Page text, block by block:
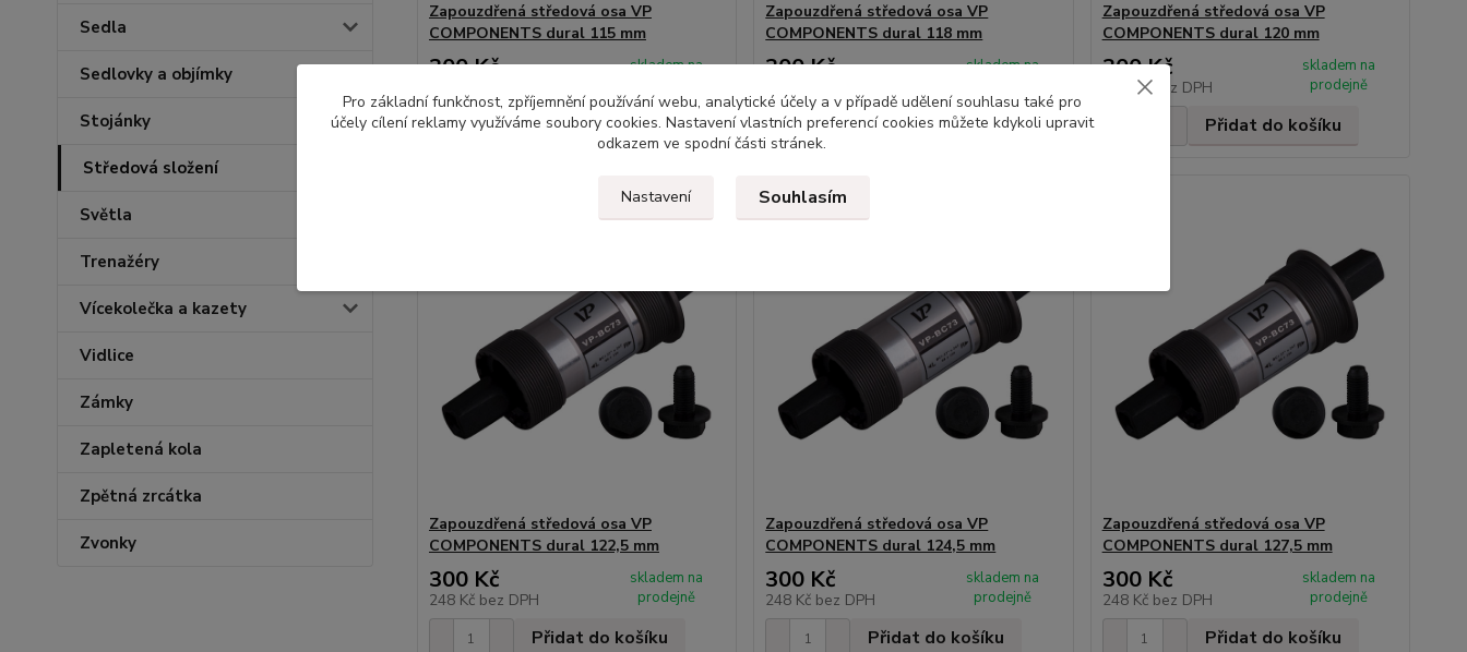
Sedla
Sedlovky a objímky
Stojánky
Středová složení
Světla
Trenažéry
Vícekolečka a kazety
Vidlice
Zámky
Zapletená kola
Zpětná zrcátka
Zvonky
Zapouzdřená středová osa VP
COMPONENTS dural 115 mm
300 Kč
skladem na
Přidat do košíku
Zapouzdřená středová osa VP
COMPONENTS dural 118 mm
300 Kč
skladem na
Přidat do košíku
Zapouzdřená středová osa VP
COMPONENTS dural 120 mm
300 Kč
248 Kčbez DPH
skladem na
prodejně
Přidat do košíku
Zapouzdřená středová osa VP
COMPONENTS dural 122,5 mm
300 Kč
248 Kč bez DPH
skladem na
prodejně
Přidat do košíku
Zapouzdřená středová osa VP
COMPONENTS dural 124,5 mm
300 Kč
248 Kč bez DPH
skladem na
prodejně
Přidat do košíku
Zapouzdřená středová osa VP
COMPONENTS dural 127,5 mm
300 Kč
248 Kč bez DPH
skladem na
prodejně
Přidat do košíku
Pro základní funkčnost, zpříjemnění používání webu, analytické účely a v případě udělení souhlasu také pro
účely cílení reklamy využíváme soubory cookies. Nastavení vlastních preferencí cookies můžete kdykoli upravit
odkazem ve spodní části stránek.
Nastavení Souhlasím